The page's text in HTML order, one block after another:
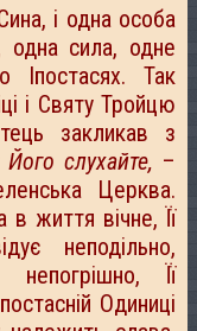
і одна особа
сила, одне
Так
і Святу Тройцю
закликав з
слухайте, –
Церква.
життя вічне, Її
неподільно,
непогрішно, Її
Одиниці